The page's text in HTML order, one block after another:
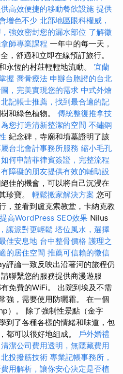
高效便捷的移動餐飲設施 提供
增色不少 北部地區眼科權威，
強效密封您的漏水部位 了解徵
師專業課程 一年中的每一天，
，舒適和立即在線預訂旅行。
永恆的村莊輕輕地流動。 宜蘭
握 喬骨療法 申辦台胞證的台北
，完美實現您的需求 中式外燴
記帳士推薦，找到最合適的記
和綠色植物。 傳統整復推拿技
您打造清新整潔的空間 不鏽鋼
紀念碑，寺廟和墳墓證明了該
台北會計事務所服務 縮小毛孔
如何申請菲律賓簽證，完整流程
障礙的朋友提供有效的輔助設
佳的機會，可以將自己沉浸在
珍寶。 輕鬆搬家解決方案 您可
，並看到盧克索教堂，卡納克教
提高WordPress SEO效果 Nilus
讓派對更輕鬆 塔位風水，選擇
佳安息地 台中整骨價格 護理之
的居住空間 推薦可信賴的徵信
評論一致反映出沿著河的旅程仍
聯繫您的服務提供商漫遊服
免費的WiFi。 出院到埃及不需
強，需要使用防曬霜。 在一個
）。 除了強制性景點（金字
到了各種各樣的情緒和味道，包
都可以很好地組成。 戶外婚禮
清潔公司費用透明，無隱藏費用
北投撥筋技術 專業記帳事務所，
用解析，讓你安心決定是否植